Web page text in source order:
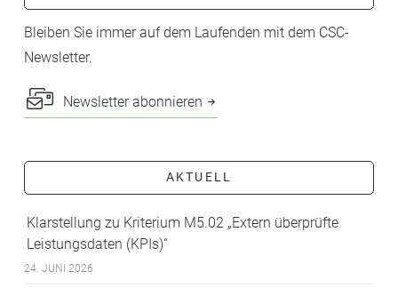
Bleiben Sie immer auf dem Laufenden mit dem CSC-
Newsletter.
Newsletter abonnieren
AKTUELL
Klarstellung zu Kriterium M5.02 „Extern überprüfte
Leistungsdaten (KPIs)“
24. JUNI 2026